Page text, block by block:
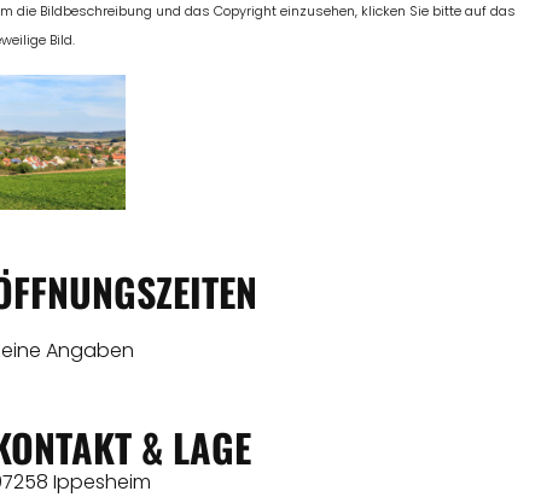
die Bildbeschreibung und das Copyright einzusehen, klicken Sie bitte auf das
Bild.
Angaben
& LAGE
Ippesheim